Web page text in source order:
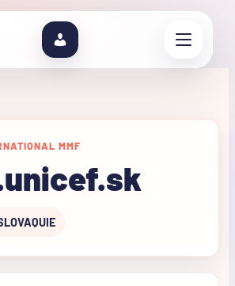
MMF